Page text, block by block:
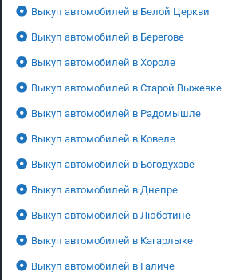
Выкуп автомобилей в Белой Церкви
Выкуп автомобилей в Берегове
Выкуп автомобилей в Хороле
Выкуп автомобилей в Старой Выжевке
Выкуп автомобилей в Радомышле
Выкуп автомобилей в Ковеле
Выкуп автомобилей в Богодухове
Выкуп автомобилей в Днепре
Выкуп автомобилей в Люботине
Выкуп автомобилей в Кагарлыке
Выкуп автомобилей в Галиче